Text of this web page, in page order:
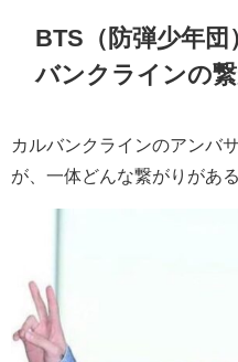
BTS（防弾少年
バンクラインの
カルバンクラインのアンバ
が、一体どんな繋がりがあ